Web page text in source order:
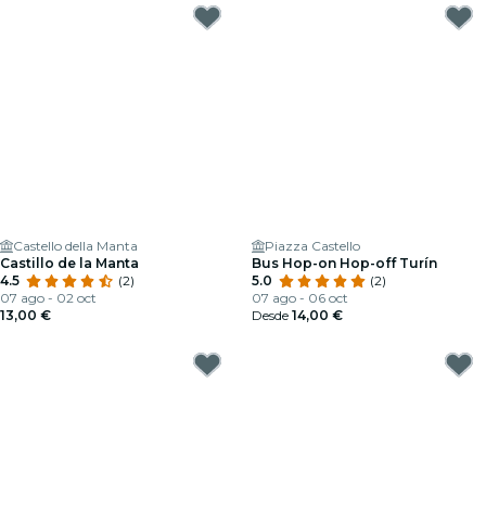
Castello della Manta
Castillo de la Manta
4.5
(2)
07 ago - 02 oct
13,00 €
Piazza Castello
Bus Hop-on Hop-off Turín
5.0
(2)
07 ago - 06 oct
Desde 14,00 €